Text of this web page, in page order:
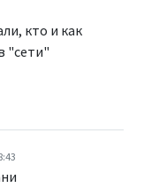
кто и как
"сети"